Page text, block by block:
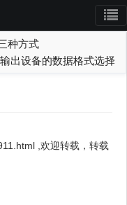
种方式
出设备的数据格式选择
,欢迎转载，转载